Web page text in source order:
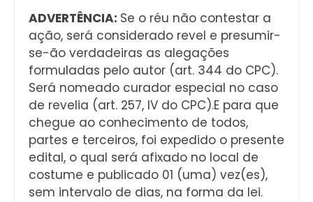
ADVERTÊNCIA: Se o réu não contestar a
ação, será considerado revel e presumir-
se-ão verdadeiras as alegações
formuladas pelo autor (art. 344 do CPC).
Será nomeado curador especial no caso
de revelia (art. 257, IV do CPC).E para que
chegue ao conhecimento de todos,
partes e terceiros, foi expedido o presente
edital, o qual será afixado no local de
costume e publicado 01 (uma) vez(es),
sem intervalo de dias, na forma da lei.